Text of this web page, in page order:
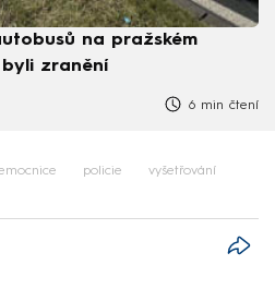
na pražském
byli zranění
6 min čtení
policie vyšetřování